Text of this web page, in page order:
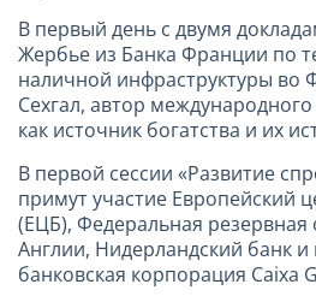
В первый день с двумя
Жербье из Банка Франции по
наличной инфраструктуры во
Сехгал, автор
как источник богатства и их
В первой сессии «Развитие
примут участие Европейский
(ЕЦБ), Федеральная
Англии, Нидерландский банк и
банковская корпорация Caixa